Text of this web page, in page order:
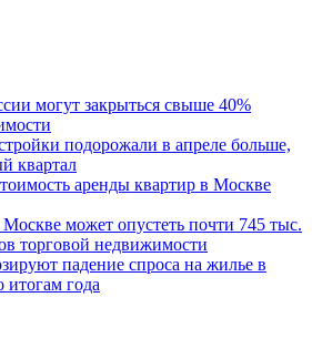
могут закрыться свыше 40%
подорожали в апреле больше,
квартал
аренды квартир в Москве
может опустеть почти 745 тыс.
торговой недвижимости
падение спроса на жилье в
итогам года